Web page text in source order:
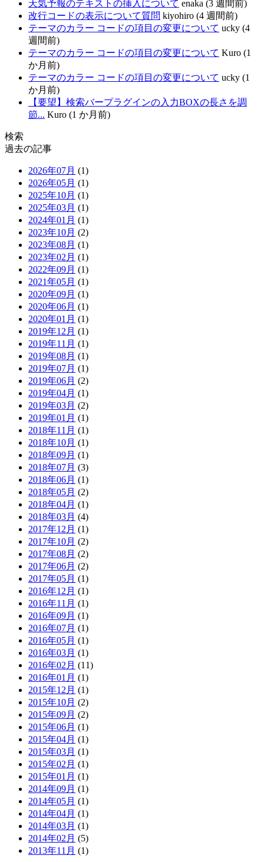
天気予報のテキストの挿入について enaka (3 週間前)
改行コードの表示について質問 kiyohiro (4 週間前)
テーマのカラー コードの項目の変更について ucky (4
週間前)
テーマのカラー コードの項目の変更について Kuro (1
か月前)
テーマのカラー コードの項目の変更について ucky (1
か月前)
【要望】検索バープラグインの入力BOXの長さを調
節... Kuro (1 か月前)
検索
過去の記事
2026年07月 (1)
2026年05月 (1)
2025年10月 (1)
2025年03月 (1)
2024年01月 (1)
2023年10月 (2)
2023年08月 (1)
2023年02月 (1)
2022年09月 (1)
2021年05月 (1)
2020年09月 (1)
2020年06月 (1)
2020年01月 (1)
2019年12月 (1)
2019年11月 (1)
2019年08月 (1)
2019年07月 (1)
2019年06月 (2)
2019年04月 (1)
2019年03月 (2)
2019年01月 (1)
2018年11月 (1)
2018年10月 (1)
2018年09月 (1)
2018年07月 (3)
2018年06月 (1)
2018年05月 (2)
2018年04月 (1)
2018年03月 (4)
2017年12月 (1)
2017年10月 (2)
2017年08月 (2)
2017年06月 (2)
2017年05月 (1)
2016年12月 (1)
2016年11月 (1)
2016年09月 (1)
2016年07月 (1)
2016年05月 (1)
2016年03月 (1)
2016年02月 (11)
2016年01月 (1)
2015年12月 (1)
2015年10月 (2)
2015年09月 (2)
2015年06月 (1)
2015年04月 (1)
2015年03月 (1)
2015年02月 (1)
2015年01月 (1)
2014年09月 (1)
2014年05月 (1)
2014年04月 (1)
2014年03月 (1)
2014年02月 (5)
2013年11月 (1)